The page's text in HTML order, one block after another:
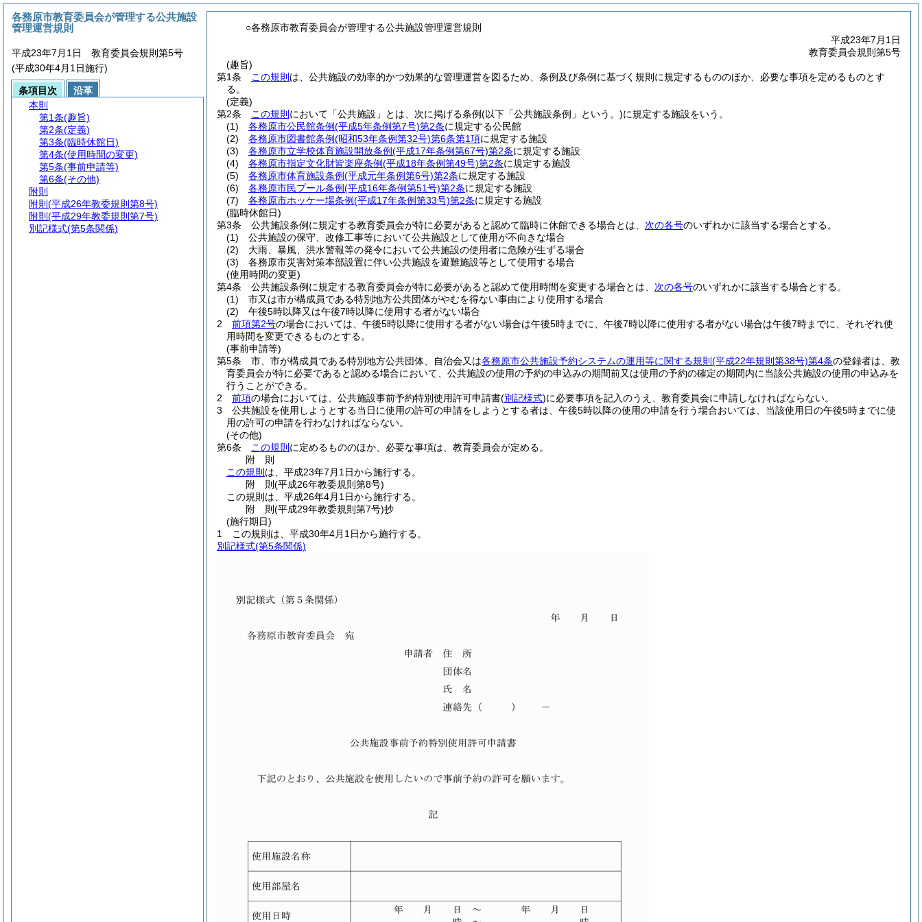
○各務原市教育委員会が管理する公共施設管理運営規則
平成23年7月1日
教育委員会規則第5号
(趣旨)
第1条
この規則 は、公共施設の効率的かつ効果的な管理運営を図るため、条例及び条例に基づく規則に規定するもののほか、必要な事項を定めるものとす
る。
(定義)
第2条
この規則 において「公共施設」とは、次に掲げる条例(以下「公共施設条例」という。)に規定する施設をいう。
(1)
各務原市公民館条例(平成5年条例第7号)第2条に規定する公民館
(2)
各務原市図書館条例(昭和53年条例第32号)第6条第1項に規定する施設
(3)
各務原市立学校体育施設開放条例(平成17年条例第67号)第2条に規定する施設
(4)
各務原市指定文化財皆楽座条例(平成18年条例第49号)第2条に規定する施設
(5)
各務原市体育施設条例(平成元年条例第6号)第2条に規定する施設
(6)
各務原市民プール条例(平成16年条例第51号)第2条に規定する施設
(7)
各務原市ホッケー場条例(平成17年条例第33号)第2条に規定する施設
(臨時休館日)
第3条
公共施設条例に規定する教育委員会が特に必要があると認めて臨時に休館できる場合とは、 次の各号のいずれかに該当する場合とする。
(1)
公共施設の保守、改修工事等において公共施設として使用が不向きな場合
(2)
大雨、暴風、洪水警報等の発令において公共施設の使用者に危険が生ずる場合
(3)
各務原市災害対策本部設置に伴い公共施設を避難施設等として使用する場合
(使用時間の変更)
第4条
公共施設条例に規定する教育委員会が特に必要があると認めて使用時間を変更する場合とは、 次の各号のいずれかに該当する場合とする。
(1)
市又は市が構成員である特別地方公共団体がやむを得ない事由により使用する場合
(2)
午後5時以降又は午後7時以降に使用する者がない場合
2
前項第2号の場合においては、午後5時以降に使用する者がない場合は午後5時までに、午後7時以降に使用する者がない場合は午後7時までに、それぞれ使
用時間を変更できるものとする。
(事前申請等)
第5条
市、市が構成員である特別地方公共団体、自治会又は各務原市公共施設予約システムの運用等に関する規則 (平成22年規則第38号)第4条の登録者は、教
育委員会が特に必要であると認める場合において、公共施設の使用の予約の申込みの期間前又は使用の予約の確定の期間内に当該公共施設の使用の申込みを
行うことができる。
2
前項の場合においては、公共施設事前予約特別使用許可申請書(別記様式)に必要事項を記入のうえ、教育委員会に申請しなければならない。
3
公共施設を使用しようとする当日に使用の許可の申請をしようとする者は、午後5時以降の使用の申請を行う場合おいては、当該使用日の午後5時までに使
用の許可の申請を行わなければならない。
(その他)
第6条
この規則 に定めるもののほか、必要な事項は、教育委員会が定める。
附 則
この規則 は、平成23年7月1日から施行する。
附 則(平成26年教委規則第8号)
この規則は、平成26年4月1日から施行する。
附 則(平成29年教委規則第7号)抄
(施行期日)
1
この規則は、平成30年4月1日から施行する。
別記様式(第5条関係)
各務原市教育委員会が管理する公共施設
管理運営規則
平成23年7月1日 教育委員会規則第5号
(平成30年4月1日施行)
条項目次
沿革
本則
第1条(趣旨)
第2条(定義)
第3条(臨時休館日)
第4条(使用時間の変更)
第5条(事前申請等)
第6条(その他)
附則
附則 (平成26年教委規則第8号)
附則 (平成29年教委規則第7号)
別記様式(第5条関係)